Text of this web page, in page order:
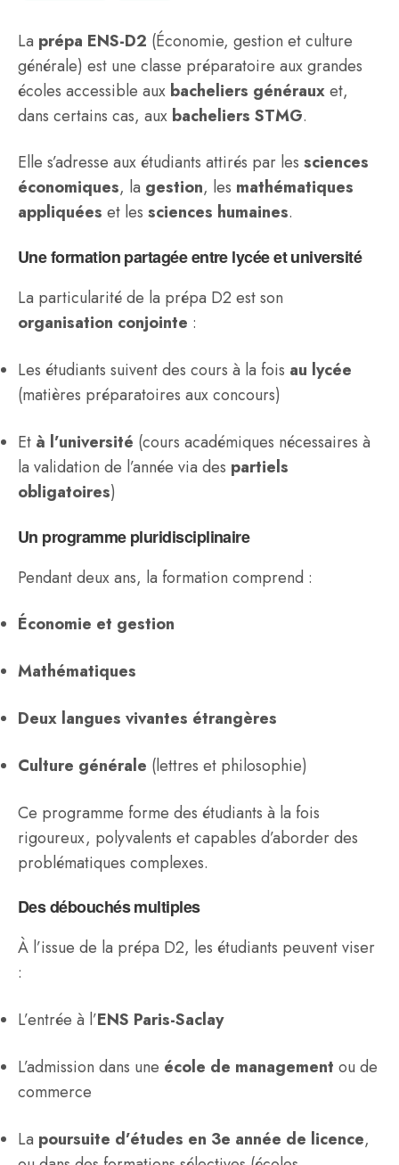
La prépa ENS-D2 (Économie, gestion et culture
générale) est une classe préparatoire aux grandes
écoles accessible aux bacheliers générauxet,
dans certains cas, aux bacheliers STMG.
Elle s’adresse aux étudiants attirés par lessciences
économiques, la gestion, les mathématiques
appliquées et lessciences humaines.
Une formation partagée entre lycée et université
La particularité de la prépa D2 est son
organisation conjointe :
Les étudiants suivent des cours à la fois au lycée
(matières préparatoires aux concours)
Et à l’université (cours académiques nécessaires à
la validation de l’année via des partiels
obligatoires)
Un programme pluridisciplinaire
Pendant deux ans, la formation comprend :
Économie et gestion
Mathématiques
Deux langues vivantes étrangères
Culture générale (lettres et philosophie)
Ce programme forme des étudiants à la fois
rigoureux, polyvalents et capables d’aborder des
problématiques complexes.
Des débouchés multiples
À l’issue de la prépa D2, les étudiants peuvent viser
:
L’entrée à l’ENS Paris-Saclay
L’admission dans une école de management ou de
commerce
La poursuite d’études en 3e année de licence,